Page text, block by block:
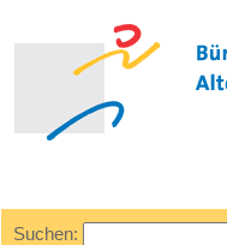
Suchen: